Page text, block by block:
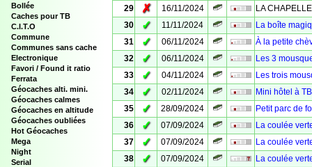
Bollée
Caches pour TB
C.I.T.O
Commune
Communes sans cache
Electronique
Favori / Found it ratio
Ferrata
Géocaches alti. mini.
Géocaches calmes
Géocaches en altitude
Géocaches oubliées
Hot Géocaches
Mega
Night
Serial
29
✗ 16/11/2024
LA
30
✓ 11/11/2024
La boîte
31
✓ 06/11/2024
À la petite
32
✓ 06/11/2024
Les 3
33
✓ 04/11/2024
Les trois
34
✓ 02/11/2024
Mini hôtel à
35
✓ 28/09/2024
Petit parc de
36
✓ 07/09/2024
La coulée
37
✓ 07/09/2024
La coulée
38
✓ 07/09/2024
La coulée